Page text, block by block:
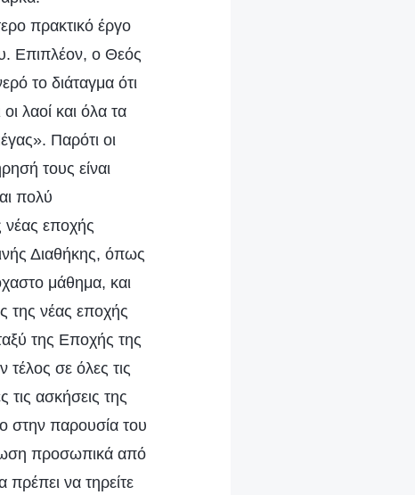
πρακτικό έργο
Επιπλέον, ο Θεός
το διάταγμα ότι
λαοί και όλα τα
Παρότι οι
τους είναι
πολύ
νέας εποχής
Διαθήκης, όπως
μάθημα, και
της νέας εποχής
της Εποχής της
τέλος σε όλες τις
τις ασκήσεις της
στην παρουσία του
προσωπικά από
να τηρείτε